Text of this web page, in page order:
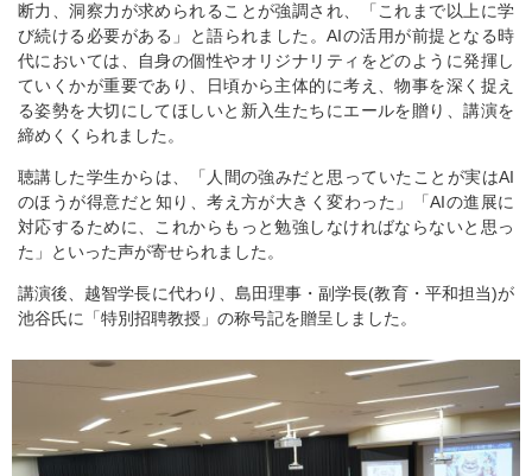
断力、洞察力が求められることが強調され、「これまで以上に学
び続ける必要がある」と語られました。AIの活用が前提となる時
代においては、自身の個性やオリジナリティをどのように発揮し
ていくかが重要であり、日頃から主体的に考え、物事を深く捉え
る姿勢を大切にしてほしいと新入生たちにエールを贈り、講演を
締めくくられました。
聴講した学生からは、「人間の強みだと思っていたことが実はAI
のほうが得意だと知り、考え方が大きく変わった」「AIの進展に
対応するために、これからもっと勉強しなければならないと思っ
た」といった声が寄せられました。
講演後、越智学長に代わり、島田理事・副学長(教育・平和担当)が
池谷氏に「特別招聘教授」の称号記を贈呈しました。